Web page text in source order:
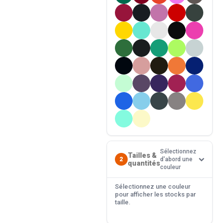
2
Tailles &
quantités
Sélectionnez
d'abord une
couleur
Sélectionnez une couleur
pour afficher les stocks par
taille.